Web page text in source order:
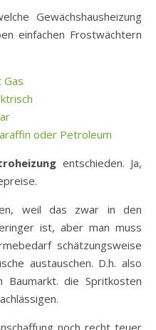
Gewächshausheizung
einfachen Frostwächtern
Gas
oder Petroleum
entschieden. Ja,
weil das zwar in den
ist, aber man muss
schätzungsweise
austauschen. D.h. also
die Spritkosten
noch recht teuer